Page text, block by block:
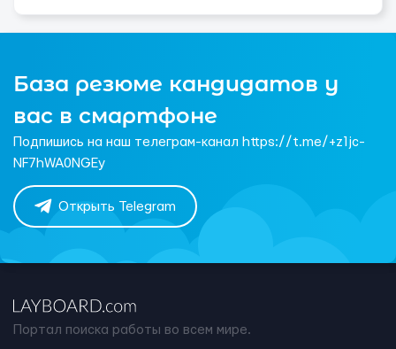
База резюме кандидатов у
вас в смартфоне
Подпишись на наш телеграм-канал https://t.me/+z1jc-
NF7hWA0NGEy
Открыть Telegram
Портал поиска работы во всем мире.